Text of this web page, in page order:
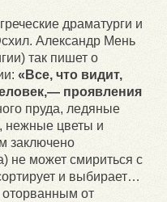
драматурги и
Александр Мень
так пишет о
«Все, что видит,
проявления
пруда, ледяные
нежные цветы и
заключено
не может смириться с
и выбирает…
оторванным от